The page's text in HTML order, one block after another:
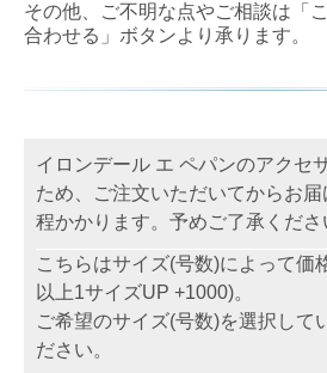
その他、ご不明な点やご相談は「
合わせる」ボタンより承ります。
イロンデール エ ペパンのアクセ
ため、ご注文いただいてからお
程かかります。予めご了承くださ
こちらはサイズ(号数)によって価
以上1サイズUP +1000)。
ご希望のサイズ(号数)を選択して
ださい。